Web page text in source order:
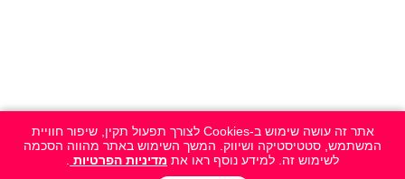
אתר זה עושה שימוש ב-Cookies לצורך תפעול תקין, שיפור חוויית
המשתמש, סטטיסטיקה ושיווק. המשך השימוש באתר מהווה הסכמה
לשימוש זה. למידע נוסף ראו את מדיניות הפרטיות